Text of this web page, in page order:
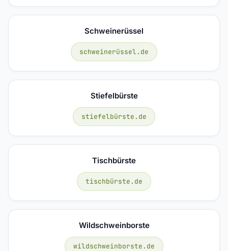
Schweinerüssel
schweinerüssel.de
Stiefelbürste
stiefelbürste.de
Tischbürste
tischbürste.de
Wildschweinborste
wildschweinborste.de